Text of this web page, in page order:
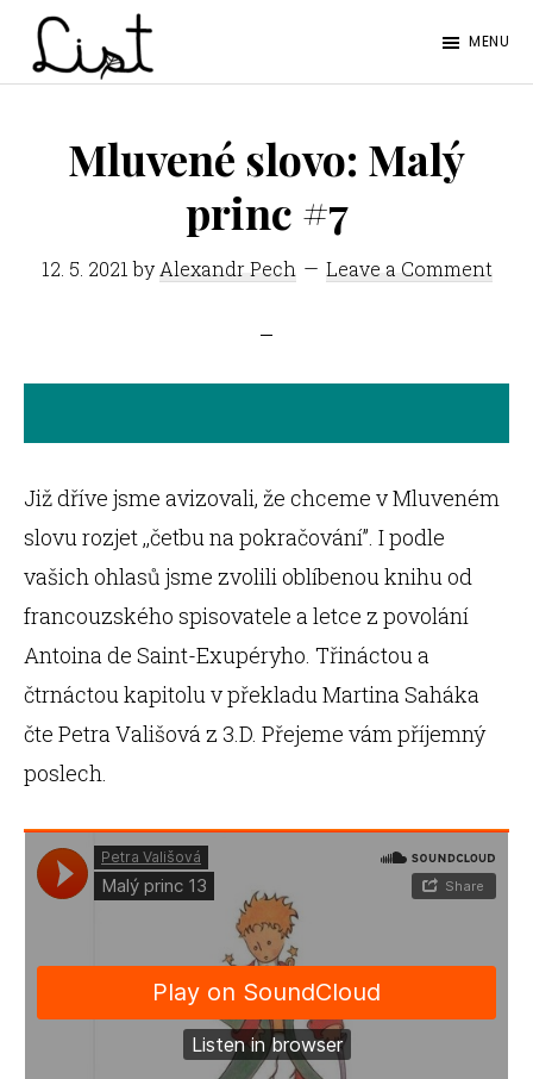
Skip
Skip
LIST
časopis
SŠPGHS
MENU
Mluvené slovo: Malý
princ #7
12. 5. 2021 by Alexandr Pech Leave a Comment
Již dříve jsme avizovali, že chceme v Mluveném
slovu rozjet ,,četbu na pokračování’’. I podle
vašich ohlasů jsme zvolili oblíbenou knihu od
francouzského spisovatele a letce z povolání
Antoina de Saint-Exupéryho. Třináctou a
čtrnáctou kapitolu v překladu Martina Saháka
čte Petra Vališová z 3.D. Přejeme vám příjemný
poslech.